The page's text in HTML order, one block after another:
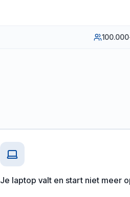
Je laptop valt en start niet meer